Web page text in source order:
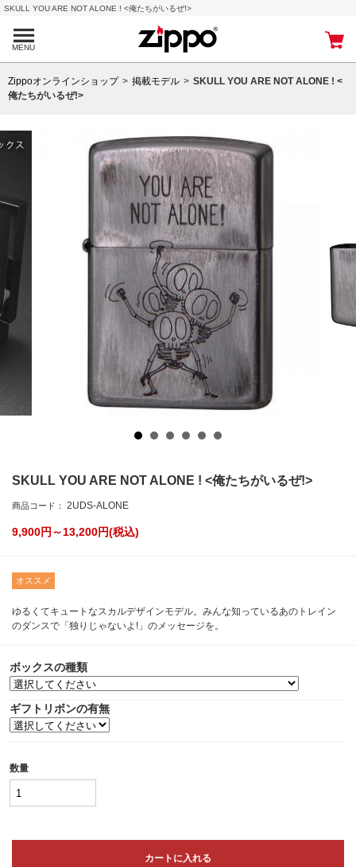
SKULL YOU ARE NOT ALONE ! <俺たちがいるぜ!>
MENU
Zippoオンラインショップ 掲載モデル
SKULL YOU ARE NOT ALONE ! <
俺たちがいるぜ!>
SKULL YOU ARE NOT ALONE ! <俺たちがいるぜ!>
商品コード： 2UDS-ALONE
9,900円～13,200円(税込)
オススメ
ゆるくてキュートなスカルデザインモデル。みんな知っているあのトレイン
のダンスで「独りじゃないよ!」のメッセージを。
ボックスの種類
ギフトリボンの有無
数量
カートに入れる